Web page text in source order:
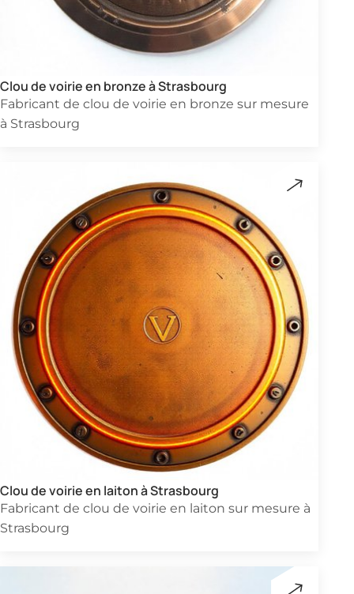
Clou de voirie en bronze à Strasbourg
Fabricant de clou de voirie en bronze sur mesure
à Strasbourg
Clou de voirie en laiton à Strasbourg
Fabricant de clou de voirie en laiton sur mesure à
Strasbourg